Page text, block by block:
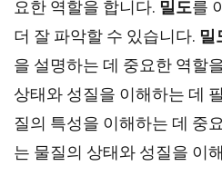
요한 역할을 합니다. 밀도를
더 잘 파악할 수 있습니다. 밀
을 설명하는 데 중요한 역할
상태와 성질을 이해하는 데
질의 특성을 이해하는 데 중
는 물질의 상태와 성질을 이